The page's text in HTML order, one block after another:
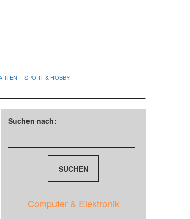
SPORT & HOBBY
Suchen nach:
Computer & Elektronik